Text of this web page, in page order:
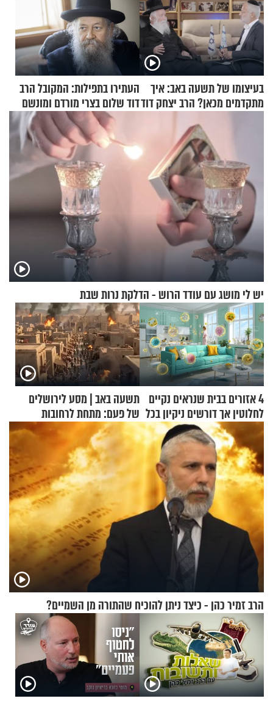
בעיצומו של תשעה באב: איך
מתקדמים מכאן? הרב יצחק דוד
העתירו בתפילות: המקובל הרב
דוד שלום בצרי מורדם ומונשם
יש לי מושג עם עודד הרוש - הדלקת נרות שבת
4 אזורים בבית שנראים נקיים
לחלוטין אך דורשים ניקיון בכל
סוף שבוע
תשעה באב | מסע לירושלים
של פעם: מתחת לרחובות
ירושלים
הרב זמיר כהן - כיצד ניתן להוכיח שהתורה מן השמיים?